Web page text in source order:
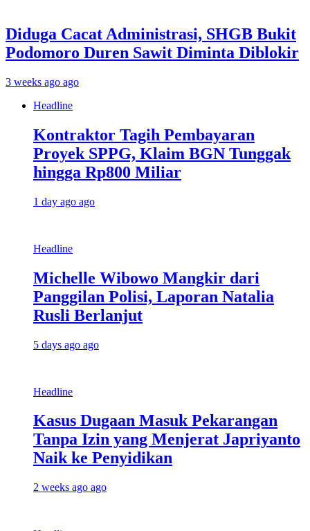
Diduga Cacat Administrasi, SHGB Bukit
Podomoro Duren Sawit Diminta Diblokir
3 weeks ago ago
Headline
Kontraktor Tagih Pembayaran
Proyek SPPG, Klaim BGN Tunggak
hingga Rp800 Miliar
1 day ago ago
Headline
Michelle Wibowo Mangkir dari
Panggilan Polisi, Laporan Natalia
Rusli Berlanjut
5 days ago ago
Headline
Kasus Dugaan Masuk Pekarangan
Tanpa Izin yang Menjerat Japriyanto
Naik ke Penyidikan
2 weeks ago ago